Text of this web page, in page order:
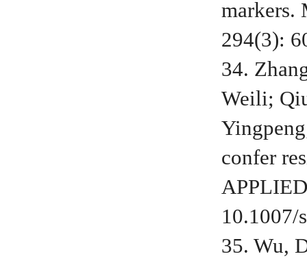
markers.
294(3):
34.
Weili;
confer
10.1007/
35. Wu,